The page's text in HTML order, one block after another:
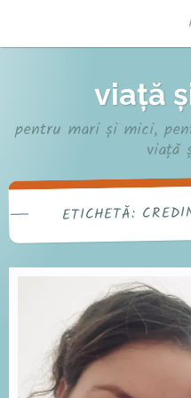
viață
pentru mari și mici,
viață
ETICHETĂ: